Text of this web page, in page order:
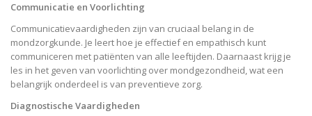
Communicatie en Voorlichting
Communicatievaardigheden zijn van cruciaal belang in de
mondzorgkunde. Je leert hoe je effectief en empathisch kunt
communiceren met patiënten van alle leeftijden. Daarnaast krijg je
les in het geven van voorlichting over mondgezondheid, wat een
belangrijk onderdeel is van preventieve zorg.
Diagnostische Vaardigheden